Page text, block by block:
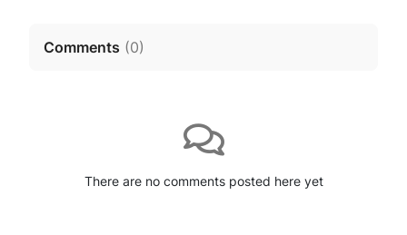
Comments (0)
There are no comments posted here yet